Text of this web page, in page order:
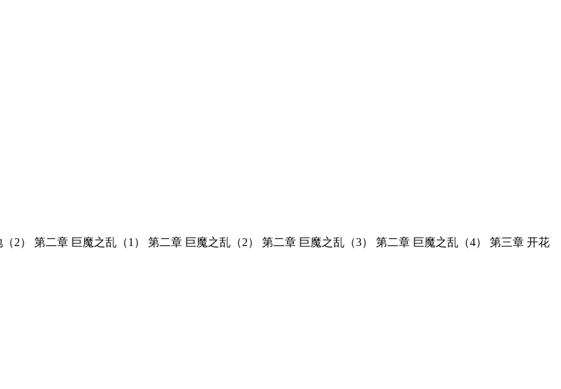
2） 第二章 巨魔之乱（1） 第二章 巨魔之乱（2） 第二章 巨魔之乱（3） 第二章 巨魔之乱（4） 第三章 开花